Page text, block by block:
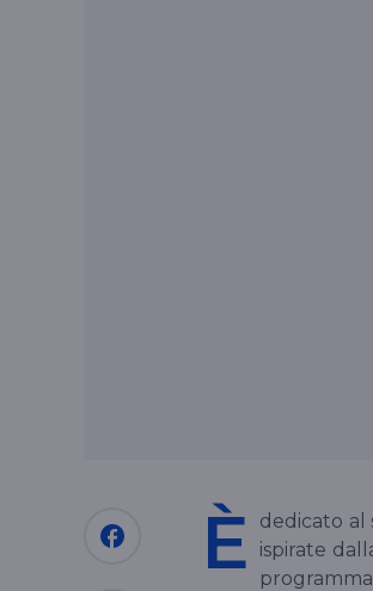
È
dedicato al
ispirate
programma